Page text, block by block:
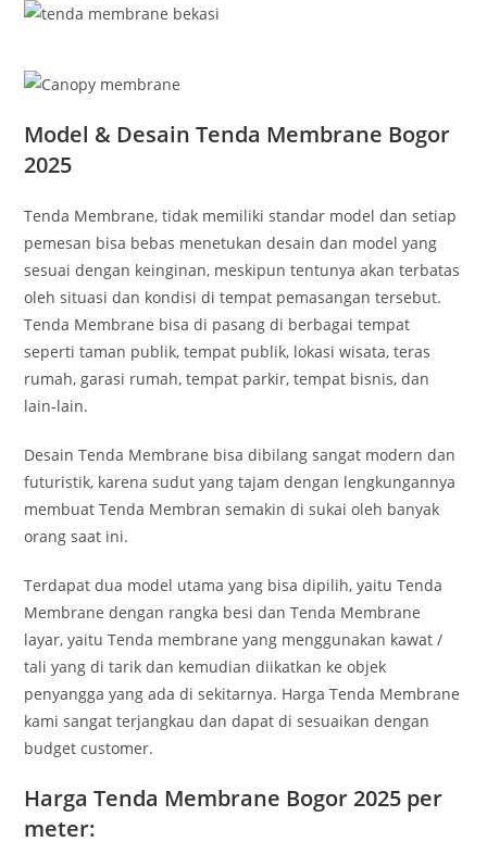
Model & Desain Tenda Membrane Bogor
2025
Tenda Membrane, tidak memiliki standar model dan setiap
pemesan bisa bebas menetukan desain dan model yang
sesuai dengan keinginan, meskipun tentunya akan terbatas
oleh situasi dan kondisi di tempat pemasangan tersebut.
Tenda Membrane bisa di pasang di berbagai tempat
seperti taman publik, tempat publik, lokasi wisata, teras
rumah, garasi rumah, tempat parkir, tempat bisnis, dan
lain-lain.
Desain Tenda Membrane bisa dibilang sangat modern dan
futuristik, karena sudut yang tajam dengan lengkungannya
membuat Tenda Membran semakin di sukai oleh banyak
orang saat ini.
Terdapat dua model utama yang bisa dipilih, yaitu Tenda
Membrane dengan rangka besi dan Tenda Membrane
layar, yaitu Tenda membrane yang menggunakan kawat /
tali yang di tarik dan kemudian diikatkan ke objek
penyangga yang ada di sekitarnya. Harga Tenda Membrane
kami sangat terjangkau dan dapat di sesuaikan dengan
budget customer.
Harga Tenda Membrane Bogor 2025 per
meter: